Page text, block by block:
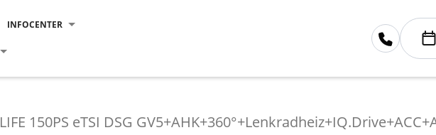
INFOCENTER
LIFE 150PS eTSI DSG